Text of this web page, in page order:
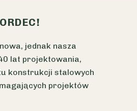
jednak nasza
lat projektowania,
konstrukcji stalowych
projektów